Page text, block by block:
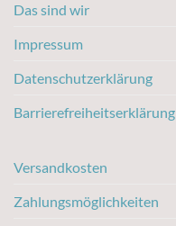
Das sind wir
Impressum
Datenschutzerklärung
Barrierefreiheitserklärung
Versandkosten
Zahlungsmöglichkeiten